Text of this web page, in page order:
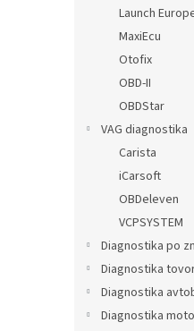
Launch
MaxiEcu
Otofix
OBD-II
OBDStar
VAG diagnostika
Carista
iCarsoft
OBDeleven
VCPSYSTEM
Diagnostika po
Diagnostika
Diagnostika
Diagnostika